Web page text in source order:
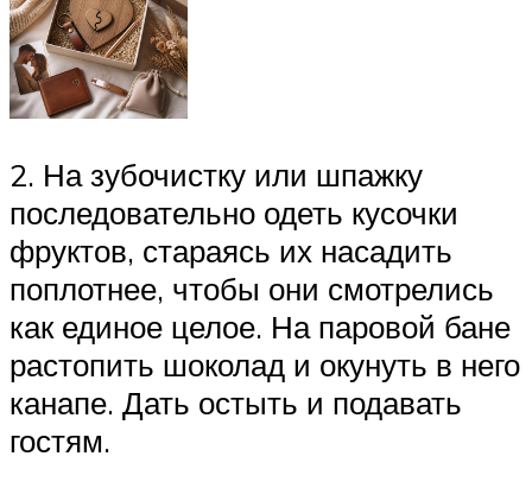
2. На зубочистку или шпажку
последовательно одеть кусочки
фруктов, стараясь их насадить
поплотнее, чтобы они смотрелись
как единое целое. На паровой бане
растопить шоколад и окунуть в него
канапе. Дать остыть и подавать
гостям.